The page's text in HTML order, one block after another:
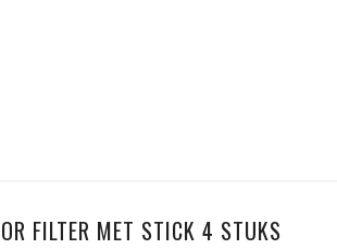
FILTER MET STICK 4 STUKS